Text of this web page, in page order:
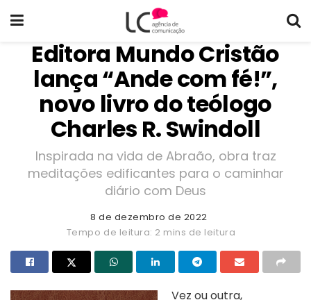
Editora Mundo Cristão
lança “Ande com fé!”,
novo livro do teólogo
Charles R. Swindoll
Inspirada na vida de Abraão, obra traz
meditações edificantes para o caminhar
diário com Deus
8 de dezembro de 2022
Tempo de leitura: 2 mins de leitura
Vez ou outra,